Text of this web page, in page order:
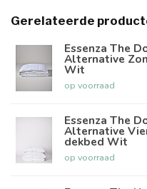
Gerelateerde
Essenza The
Alternative
Wit
op voorraad
Essenza The
Alternative
dekbed Wit
op voorraad